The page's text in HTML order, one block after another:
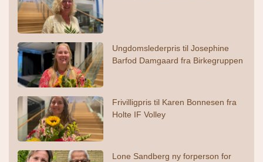
Ungdomslederpris til Josephine
Barfod Damgaard fra Birkegruppen
Frivilligpris til Karen Bonnesen fra
Holte IF Volley
Lone Sandberg ny forperson for